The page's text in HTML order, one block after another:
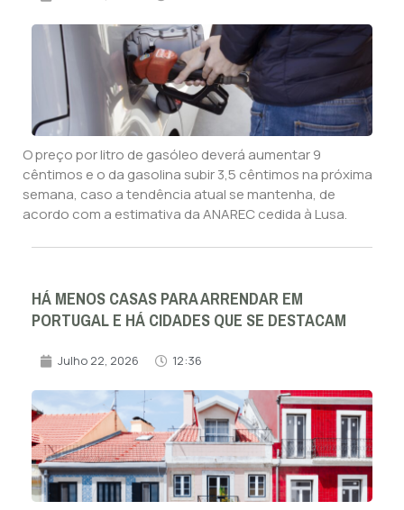
O preço por litro de gasóleo deverá aumentar 9
cêntimos e o da gasolina subir 3,5 cêntimos na próxima
semana, caso a tendência atual se mantenha, de
acordo com a estimativa da ANAREC cedida à Lusa.
HÁ MENOS CASAS PARA ARRENDAR EM
PORTUGAL E HÁ CIDADES QUE SE DESTACAM
Julho 22, 2026 12:36